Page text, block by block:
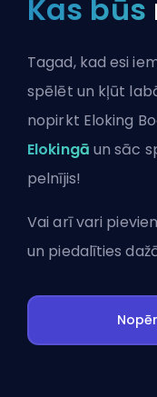
Kas būs
Tagad, kad esi
spēlēt un kļūt
nopirkt Eloking
Elokingā un sāc
pelnījis!
Vai arī vari
un piedalīties